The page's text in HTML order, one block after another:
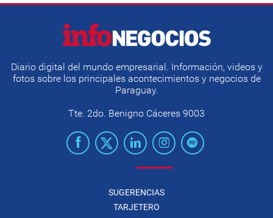
Diario digital del mundo empresarial. Información, videos y
fotos sobre los principales acontecimientos y negocios de
Paraguay.
Tte. 2do. Benigno Cáceres 9003
SUGERENCIAS
TARJETERO